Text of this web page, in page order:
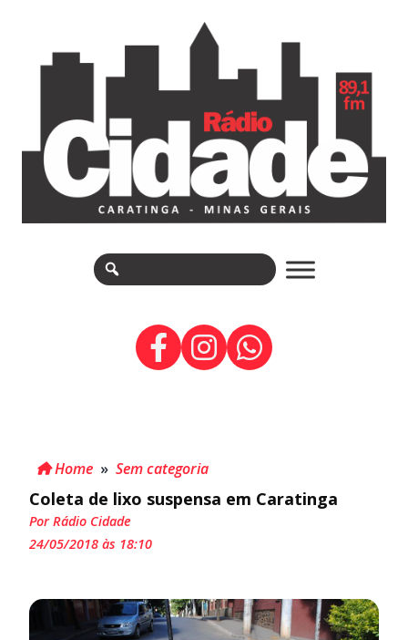
Home » Sem categoria
Coleta de lixo suspensa em Caratinga
Por Rádio Cidade
24/05/2018 às 18:10